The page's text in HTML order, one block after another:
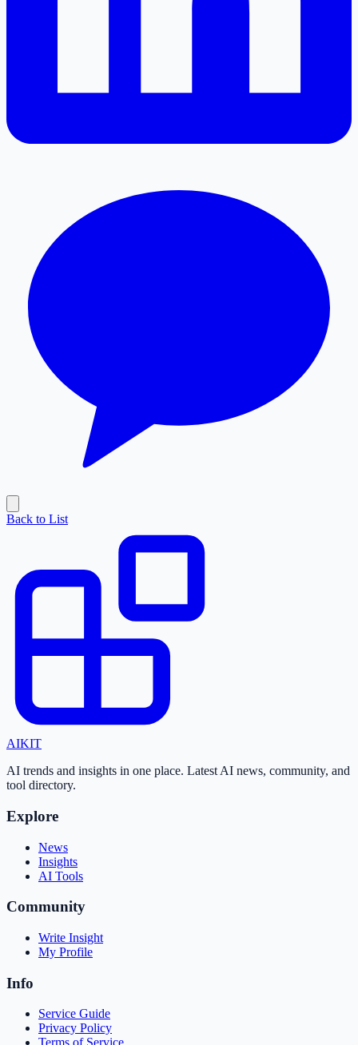
Back to List
AIKIT
AI trends and insights in one place. Latest AI news, community, and
tool directory.
Explore
News
Insights
AI Tools
Community
Write Insight
My Profile
Info
Service Guide
Privacy Policy